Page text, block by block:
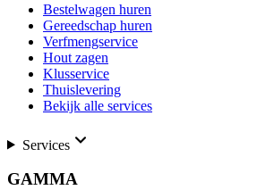
Bestelwagen huren
Gereedschap huren
Verfmengservice
Hout zagen
Klusservice
Thuislevering
Bekijk alle services
Services
GAMMA